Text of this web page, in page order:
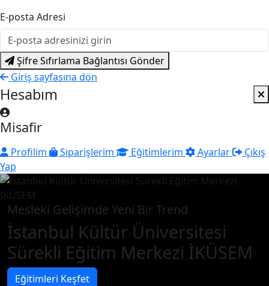
E-posta Adresi
Şifre Sıfırlama Bağlantısı Gönder
Giriş sayfasına dön
Hesabım
Misafir
Profilim Siparişlerim Eğitimlerim Ayarlar
Çıkış
Yap
Mesleki Gelişimde Yeni Bir Trend
İstanbul Kültür Üniversitesi
Sürekli Eğitim Merkezi İKÜSEM
Eğitimleri Keşfet